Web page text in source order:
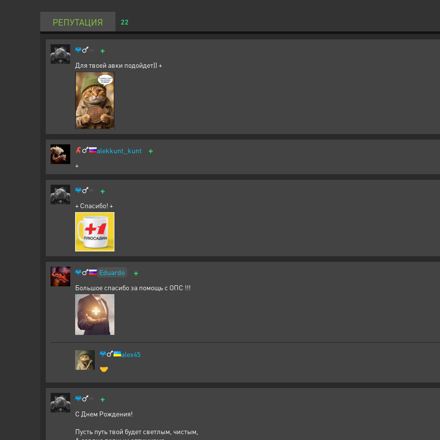
РЕПУТАЦИЯ 22
+
Для твоей авки подойдет)) +
alekkunt_kunt +
+
+
+ Спасибо! +
Eduardo +
Большое спасибо за помощь с ОПС !!!
alex45
🤝
+
С Днем Рождения!
Пусть путь твой будет светлым, чистым,